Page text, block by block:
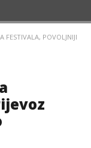
FESTIVALA, POVOLJNIJI